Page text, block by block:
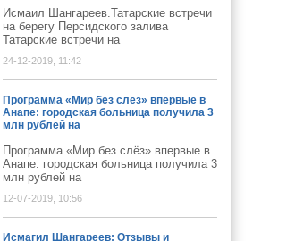
Исмаил Шангареев.Татарские встречи
на берегу Персидского залива
Татарские встречи на
24-12-2019, 11:42
Программа «Мир без слёз» впервые в
Анапе: городская больница получила 3
млн рублей на
Программа «Мир без слёз» впервые в
Анапе: городская больница получила 3
млн рублей на
12-07-2019, 10:56
Исмагил Шангареев: Отзывы и